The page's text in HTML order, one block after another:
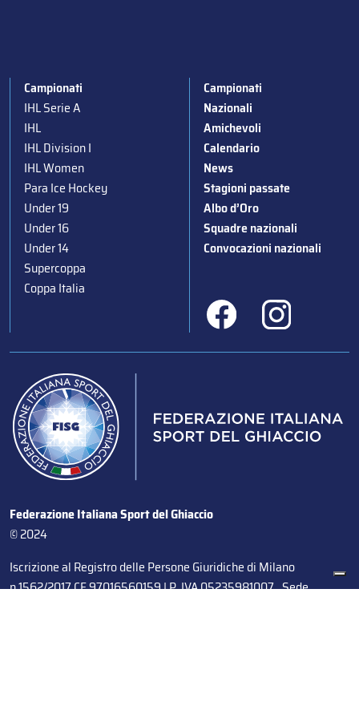
Campionati
IHL Serie A
IHL
IHL Division I
IHL Women
Para Ice Hockey
Under 19
Under 16
Under 14
Supercoppa
Coppa Italia
Campionati
Nazionali
Amichevoli
Calendario
News
Stagioni passate
Albo d’Oro
Squadre nazionali
Convocazioni nazionali
Federazione Italiana Sport del Ghiaccio
© 2024
Iscrizione al Registro delle Persone Giuridiche di Milano
n.1562/2017 CF 97016560159 | P. IVA 05235981007 Sede